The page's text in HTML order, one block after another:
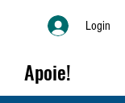
Login
Apoie!